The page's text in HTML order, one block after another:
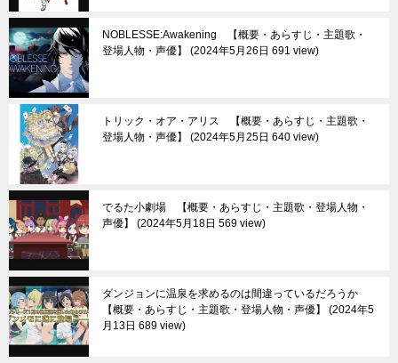
NOBLESSE:Awakening 【概要・あらすじ・主題歌・
登場人物・声優】
2024年5月26日 691 view
トリック・オア・アリス 【概要・あらすじ・主題歌・
登場人物・声優】
2024年5月25日 640 view
でるた小劇場 【概要・あらすじ・主題歌・登場人物・
声優】
2024年5月18日 569 view
ダンジョンに温泉を求めるのは間違っているだろうか
【概要・あらすじ・主題歌・登場人物・声優】
2024年5
月13日 689 view